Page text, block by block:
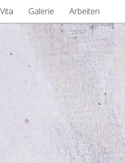
Vita Galerie Arbeiten